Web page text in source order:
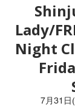
Lady/
Night
7月31日